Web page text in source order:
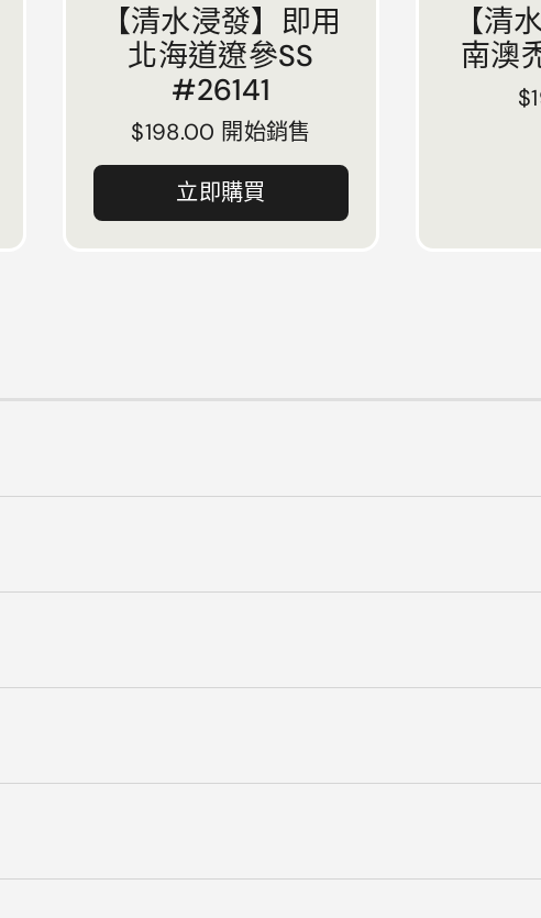
【清水浸發】即用
北海道遼參SS
#26141
正常價格
$198.00 開始銷售
立即購買
【清
南澳